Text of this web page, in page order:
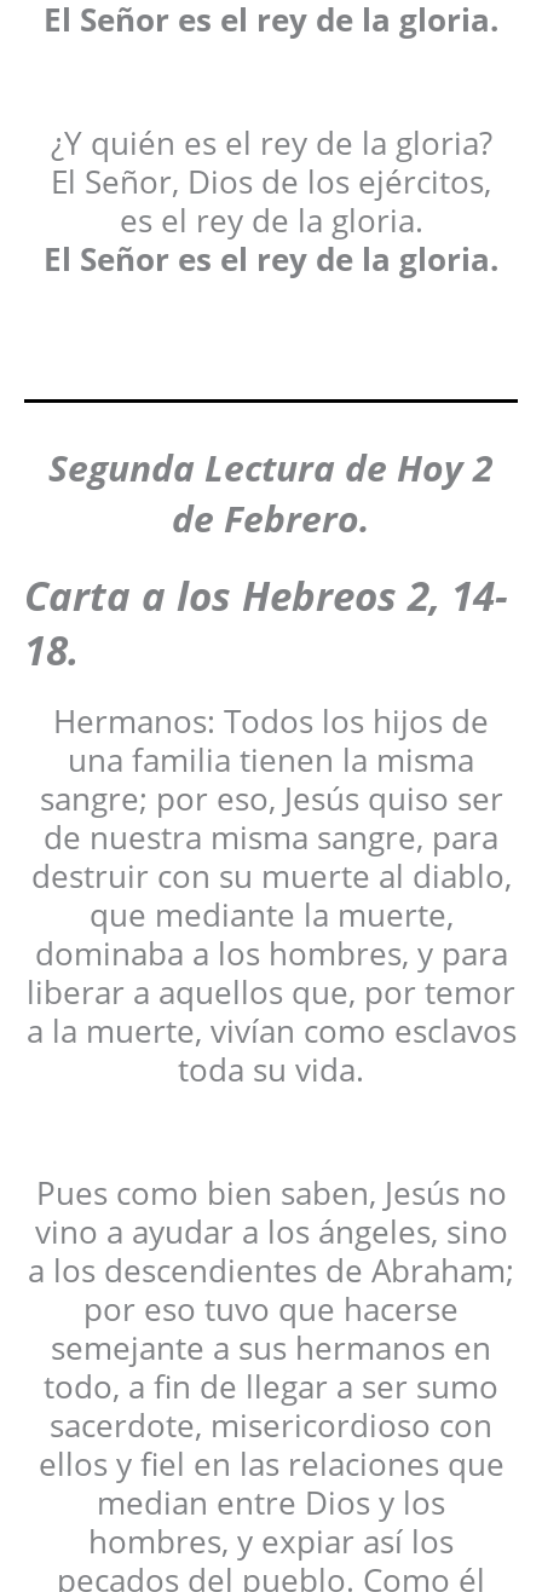
El Señor es el rey de la gloria.
¿Y quién es el rey de la gloria?
El Señor, Dios de los ejércitos,
es el rey de la gloria.
El Señor es el rey de la gloria.
Segunda Lectura de Hoy2
de Febrero.
Carta a los Hebreos 2, 14-
18.
Hermanos: Todos los hijos de
una familia tienen la misma
sangre; por eso, Jesús quiso ser
de nuestra misma sangre, para
destruir con su muerte al diablo,
que mediante la muerte,
dominaba a los hombres, y para
liberar a aquellos que, por temor
a la muerte, vivían como esclavos
toda su vida.
Pues como bien saben, Jesús no
vino a ayudar a los ángeles, sino
a los descendientes de Abraham;
por eso tuvo que hacerse
semejante a sus hermanos en
todo, a fin de llegar a ser sumo
sacerdote, misericordioso con
ellos y fiel en las relaciones que
median entre Dios y los
hombres, y expiar así los
pecados del pueblo. Como él